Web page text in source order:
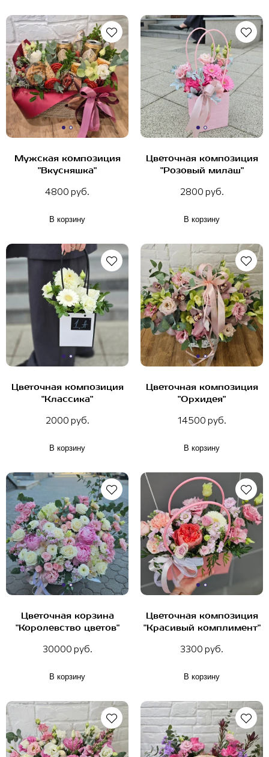
Мужская композиция
"Вкусняшка"
4800 руб.
В корзину
Цветочная композиция
"Розовый милаш"
2800 руб.
В корзину
Цветочная композиция
"Классика"
2000 руб.
В корзину
Цветочная композиция
"Орхидея"
14500 руб.
В корзину
Цветочная корзина
"Королевство цветов"
30000 руб.
В корзину
Цветочная композиция
"Красивый комплимент"
3300 руб.
В корзину